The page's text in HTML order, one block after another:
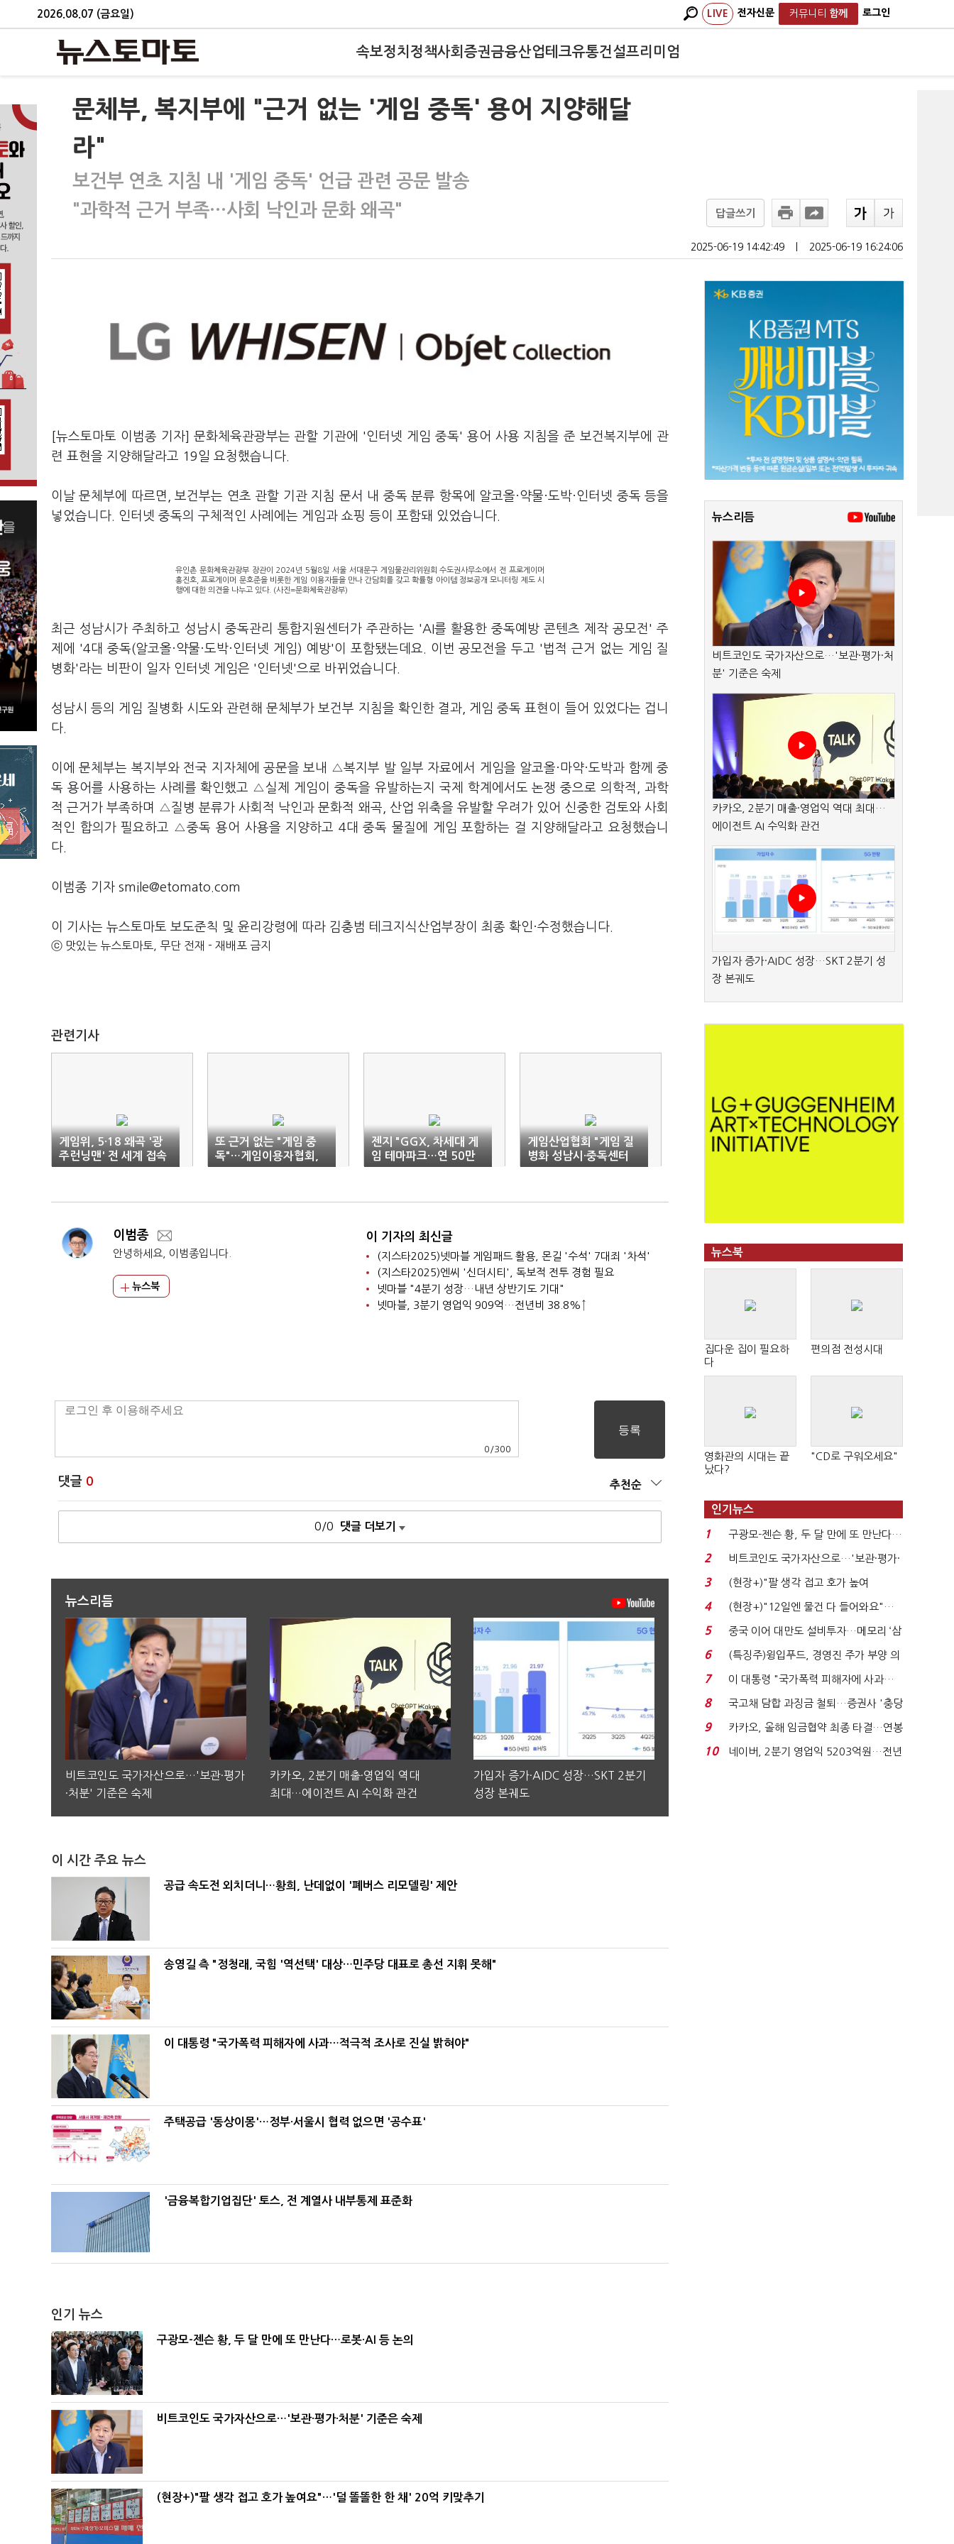
2026.08.07 (금요일) LIVE 전자신문 커뮤니티 함께 로그인
속보정치 정책사회 증권금융산업테크유통건설프리미엄
문체부, 복지부에 "근거 없는 '게임 중독' 용어 지양해달
라"
보건부 연초 지침 내 '게임 중독' 언급 관련 공문 발송
"과학적 근거 부족…사회 낙인과 문화 왜곡"
답글쓰기
2025-06-19 14:42:49 2025-06-19 16:24:06
[뉴스토마토 이범종 기자] 문화체육관광부는 관할 기관에 '인터넷 게임 중독' 용어 사용 지침을 준 보건복지부에 관
련 표현을 지양해달라고 19일 요청했습니다.
이날 문체부에 따르면, 보건부는 연초 관할 기관 지침 문서 내 중독 분류 항목에 알코올·약물·도박·인터넷 중독 등을
넣었습니다. 인터넷 중독의 구체적인 사례에는 게임과 쇼핑 등이 포함돼 있었습니다.
유인촌 문화체육관광부 장관이 2024년 5월8일 서울 서대문구 게임물관리위원회 수도권사무소에서 전 프로게이머
홍진호, 프로게이머 문호준을 비롯한 게임 이용자들을 만나 간담회를 갖고 확률형 아이템 정보공개 모니터링 제도 시
행에 대한 의견을 나누고 있다. (사진=문화체육관광부)
최근 성남시가 주최하고 성남시 중독관리 통합지원센터가 주관하는 'AI를 활용한 중독예방 콘텐츠 제작 공모전' 주
제에 '4대 중독(알코올·약물·도박·인터넷 게임) 예방'이 포함됐는데요. 이번 공모전을 두고 '법적 근거 없는 게임 질
병화'라는 비판이 일자 인터넷 게임은 '인터넷'으로 바뀌었습니다.
성남시 등의 게임 질병화 시도와 관련해 문체부가 보건부 지침을 확인한 결과, 게임 중독 표현이 들어 있었다는 겁니
다.
이에 문체부는 복지부와 전국 지자체에 공문을 보내 △복지부 발 일부 자료에서 게임을 알코올·마약·도박과 함께 중
독 용어를 사용하는 사례를 확인했고 △실제 게임이 중독을 유발하는지 국제 학계에서도 논쟁 중으로 의학적, 과학
적 근거가 부족하며 △질병 분류가 사회적 낙인과 문화적 왜곡, 산업 위축을 유발할 우려가 있어 신중한 검토와 사회
적인 합의가 필요하고 △중독 용어 사용을 지양하고 4대 중독 물질에 게임 포함하는 걸 지양해달라고 요청했습니
다.
이범종 기자 smile@etomato.com
이 기사는 뉴스토마토 보도준칙 및 윤리강령에 따라 김충범 테크지식산업부장이 최종 확인·수정했습니다.
ⓒ 맛있는 뉴스토마토, 무단 전재 - 재배포 금지
관련기사
게임위, 5·18 왜곡 '광
주런닝맨' 전 세계 접속
차단
또 근거 없는 "게임 중
독"…게임이용자협회,
복지부에 정보공개청구
젠지 "GGX, 차세대 게
임 테마파크…연 50만
명 방문 예상"
게임산업협회 "게임 질
병화 성남시·중독센터
사과하라"
이범종
안녕하세요, 이범종입니다.
뉴스북
이 기자의 최신글
(지스타2025)넷마블 게임패드 활용, 몬길 '수석' 7대죄 '차석'
(지스타2025)엔씨 '신더시티', 독보적 전투 경험 필요
넷마블 "4분기 성장…내년 상반기도 기대"
넷마블, 3분기 영업익 909억…전년비 38.8%↑
0 /300
댓글 0 추천순
0/0 댓글 더보기
뉴스리듬
비트코인도 국가자산으로…'보관·평가
·처분' 기준은 숙제
카카오, 2분기 매출·영업익 역대
최대…에이전트 AI 수익화 관건
가입자 증가·AIDC 성장…SKT 2분기
성장 본궤도
이 시간 주요 뉴스
공급 속도전 외치더니…황희, 난데없이 '폐버스 리모델링' 제안
송영길 측 "정청래, 국힘 '역선택' 대상…민주당 대표로 총선 지휘 못해"
이 대통령 "국가폭력 피해자에 사과…적극적 조사로 진실 밝혀야"
주택공급 '동상이몽'…정부·서울시 협력 없으면 '공수표'
'금융복합기업집단' 토스, 전 계열사 내부통제 표준화
인기 뉴스
구광모-젠슨 황, 두 달 만에 또 만난다…로봇·AI 등 논의
비트코인도 국가자산으로…'보관·평가·처분' 기준은 숙제
(현장+)"팔 생각 접고 호가 높여요"…'덜 똘똘한 한 채' 20억 키맞추기
뉴스리듬
비트코인도 국가자산으로…'보관·평가·처
분' 기준은 숙제
카카오, 2분기 매출·영업익 역대 최대…
에이전트 AI 수익화 관건
가입자 증가·AIDC 성장…SKT 2분기 성
장 본궤도
뉴스북
집다운 집이 필요하
다
편의점 전성시대
영화관의 시대는 끝
났다?
"CD로 구워오세요"
인기뉴스
1
구광모-젠슨 황, 두 달 만에 또 만난다…
로봇·AI 등 논...
2
비트코인도 국가자산으로…'보관·평가·
처분' 기준은 ...
3
(현장+)"팔 생각 접고 호가 높여
요"…'덜 똘똘한 한 채' 20...
4
(현장+)"12일엔 물건 다 들어와요"…
빈 매대 채우며 문 연 ...
5
중국 이어 대만도 설비투자…메모리 ‘삼
국전쟁’
6
(특징주)윙입푸드, 경영진 주가 부양 의
지에 상한가...
7
이 대통령 "국가폭력 피해자에 사과…
적극적 조사로 진...
8
국고채 담합 과징금 철퇴…증권사 '충당
금 폭탄' 우려...
9
카카오, 올해 임금협약 최종 타결…연봉
6.3% 인상·격려...
10
네이버, 2분기 영업익 5203억원…전년